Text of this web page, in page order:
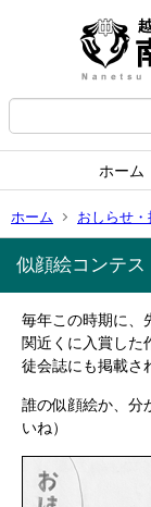
ホーム
ホーム おしらせ
似顔絵コンテ
毎年この時期に、
関近くに入賞した
徒会誌にも掲載さ
誰の似顔絵か、分
いね）